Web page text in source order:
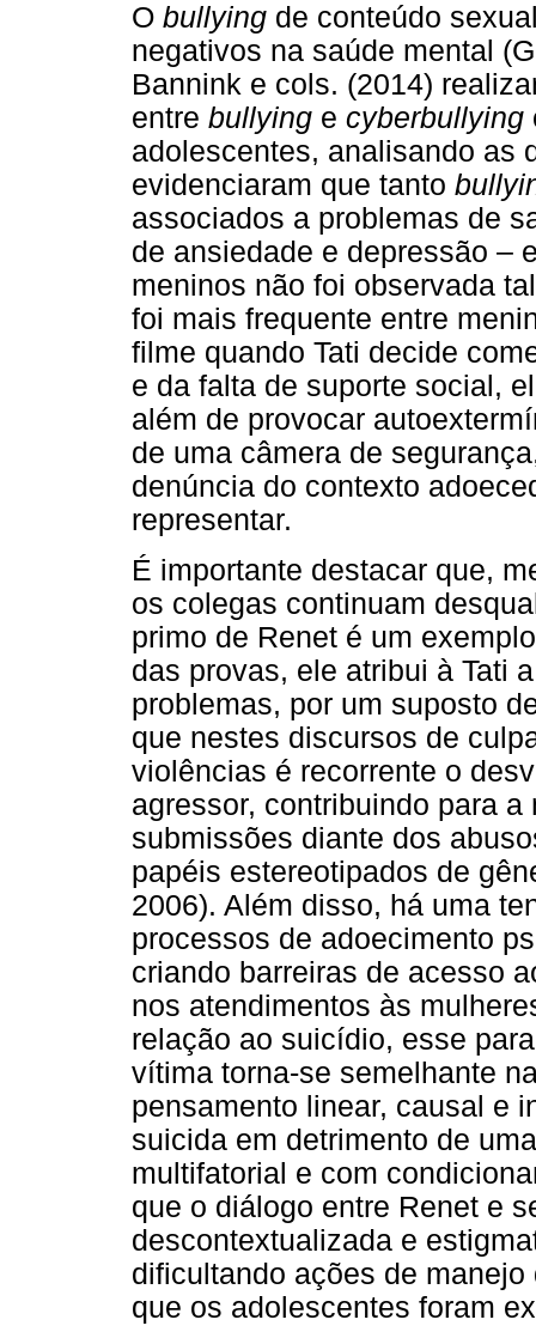
O bullying de conteúdo
negativos na saúde mental
Bannink e cols. (2014)
entre bullying e cyberbullying
adolescentes, analisando as
evidenciaram que tanto
associados a problemas de
de ansiedade e depressão –
meninos não foi observada
foi mais frequente entre
filme quando Tati decide
e da falta de suporte social,
além de provocar
de uma câmera de
denúncia do contexto
representar.
É importante destacar que,
os colegas continuam
primo de Renet é um
das provas, ele atribui à Tati
problemas, por um suposto
que nestes discursos de
violências é recorrente o
agressor, contribuindo para
submissões diante dos
papéis estereotipados de
2006). Além disso, há uma
processos de adoecimento
criando barreiras de acesso
nos atendimentos às
relação ao suicídio, esse
vítima torna-se semelhante
pensamento linear, causal e
suicida em detrimento de
multifatorial e com
que o diálogo entre Renet e
descontextualizada e
dificultando ações de
que os adolescentes foram